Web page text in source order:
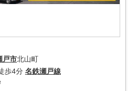
戸市北山町
歩4分 名鉄瀬戸線